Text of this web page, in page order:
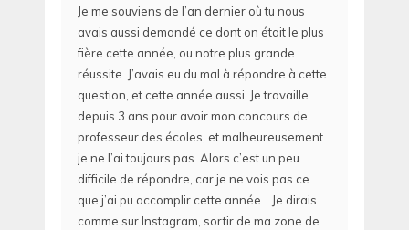
Je me souviens de l’an dernier où tu nous
avais aussi demandé ce dont on était le plus
fière cette année, ou notre plus grande
réussite. J’avais eu du mal à répondre à cette
question, et cette année aussi. Je travaille
depuis 3 ans pour avoir mon concours de
professeur des écoles, et malheureusement
je ne l’ai toujours pas. Alors c’est un peu
difficile de répondre, car je ne vois pas ce
que j’ai pu accomplir cette année… Je dirais
comme sur Instagram, sortir de ma zone de